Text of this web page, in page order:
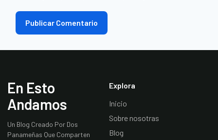
En Esto
Andamos
Un Blog Creado Por Dos
Panameñas Que Comparten
Explora
Inicio
Sobre nosotras
Blog